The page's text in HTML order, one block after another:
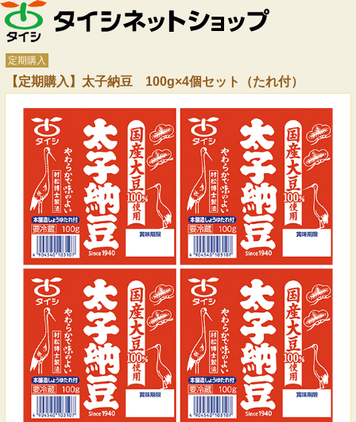
定期購入
【定期購入】太子納豆 100g×4個セット（たれ付）